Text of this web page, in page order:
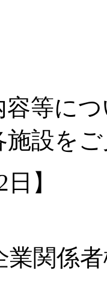
等に
施設を
】
業関係